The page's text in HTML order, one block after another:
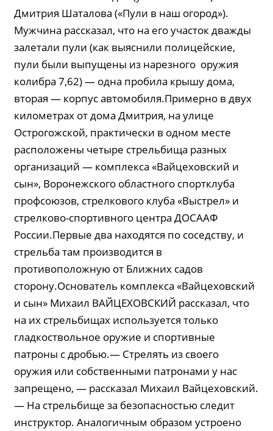
Дмитрия Шаталова («Пули в наш огород»).
Мужчина рассказал, что на его участок дважды
залетали пули (как выяснили полицейские,
пули были выпущены из нарезного оружия
колибра 7,62) — одна пробила крышу дома,
вторая — корпус автомобиля.Примерно в двух
километрах от дома Дмитрия, на улице
Острогожской, практически в одном месте
расположены четыре стрельбища разных
организаций — комплекса «Вайцеховский и
сын», Воронежского областного спортклуба
профсоюзов, стрелкового клуба «Выстрел» и
стрелково-спортивного центра ДОСААФ
России.Первые два находятся по соседству, и
стрельба там производится в
противоположную от Ближних садов
сторону.Основатель комплекса «Вайцеховский
и сын» Михаил ВАЙЦЕХОВСКИЙ рассказал, что
на их стрельбищах используется только
гладкоствольное оружие и спортивные
патроны с дробью.— Стрелять из своего
оружия или собственными патронами у нас
запрещено, — рассказал Михаил Вайцеховский.
— На стрельбище за безопасностью следит
инструктор. Аналогичным образом устроено